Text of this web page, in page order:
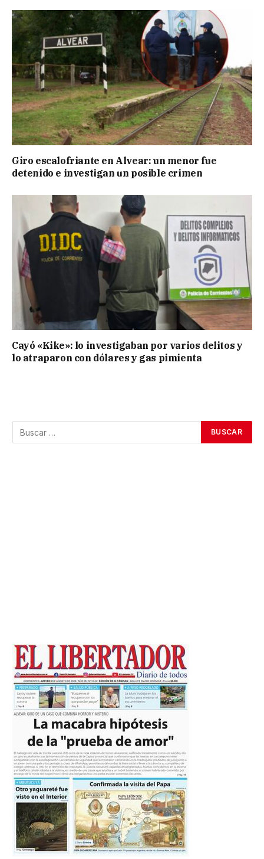
Giro escalofriante en Alvear: un menor fue
detenido e investigan un posible crimen
Cayó «Kike»: lo investigaban por varios delitos y
lo atraparon con dólares y gas pimienta